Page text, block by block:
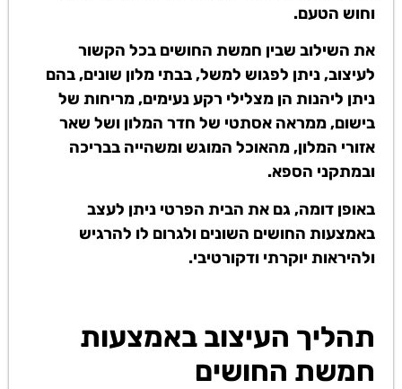
וחוש הטעם.
את השילוב שבין חמשת החושים בכל הקשור
לעיצוב, ניתן לפגוש למשל, בבתי מלון שונים, בהם
ניתן ליהנות הן מצלילי רקע נעימים, מריחות של
בישום, ממראה אסתטי של חדר המלון ושל שאר
אזורי המלון, מהאוכל המוגש ומשהייה בבריכה
ובמתקני הספא.
באופן דומה, גם את הבית הפרטי ניתן לעצב
באמצעות החושים השונים ולגרום לו להרגיש
ולהיראות יוקרתי ודקורטיבי.
תהליך העיצוב באמצעות
חמשת החושים